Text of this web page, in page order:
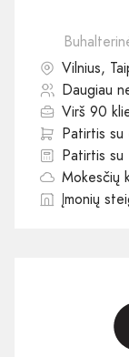
Vilnius,
Daugiau
Virš 90
Patirtis su
Patirtis su
Mokesčių
Įmonių